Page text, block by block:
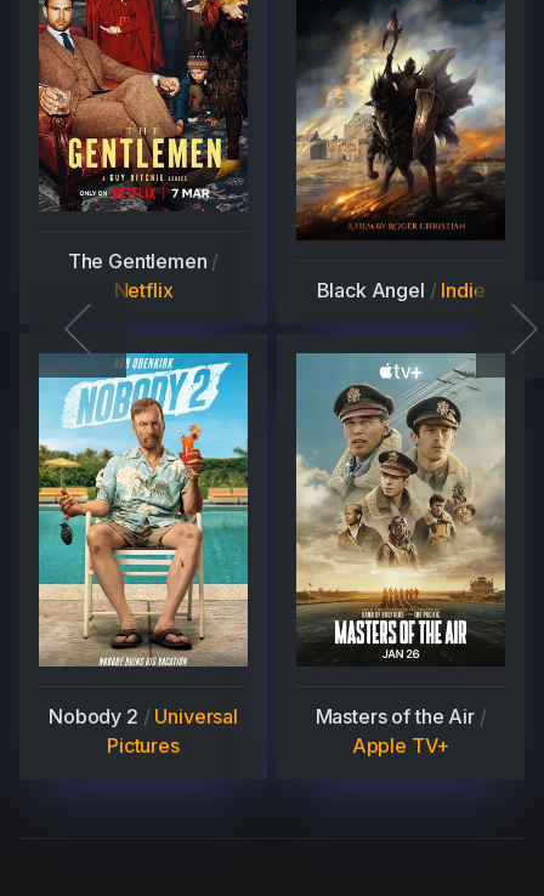
The Gentlemen /
Netflix
Black Angel / Indie
Nobody 2 / Universal
Pictures
Masters of the Air/
Apple TV+